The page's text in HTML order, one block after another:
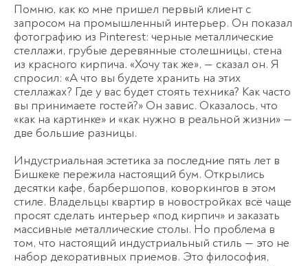
Помню, как ко мне пришел первый клиент с
запросом на промышленный интерьер. Он показал
фотографию из Pinterest: черные металлические
стеллажи, грубые деревянные столешницы, стена
из красного кирпича. «Хочу так же», — сказал он. Я
спросил: «А что вы будете хранить на этих
стеллажах? Где у вас будет стоять техника? Как часто
вы принимаете гостей?» Он завис. Оказалось, что
«как на картинке» и «как нужно в реальной жизни» —
две большие разницы.
Индустриальная эстетика за последние пять лет в
Бишкеке пережила настоящий бум. Открылись
десятки кафе, барбершопов, коворкингов в этом
стиле. Владельцы квартир в новостройках всё чаще
просят сделать интерьер «под кирпич» и заказать
массивные металлические столы. Но проблема в
том, что настоящий индустриальный стиль — это не
набор декоративных приемов. Это философия,